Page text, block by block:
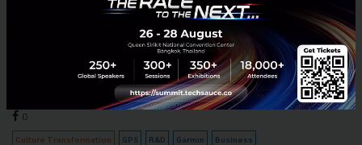
Garmin "ไม่สู้ตรงๆ แต่ชนะขาด"
เจาะลึกกลยุทธ์ธุรกิจของ Garmin ที่พลิกชะตาจากวิกฤตการณ์สมาร์ทโฟน
สู่การเป็นผู้นำตลาดสมาร์ทวอทช์เฉพาะทาง อ่านบทเรียนการปรับตัวครั้ง
สำคัญที่ไม่สู้ตรงๆ แต่กลับชนะขาด และสร้างการเติบโต...
Techsauce Team
0
Culture Transformation GPS R&D Garmin Business